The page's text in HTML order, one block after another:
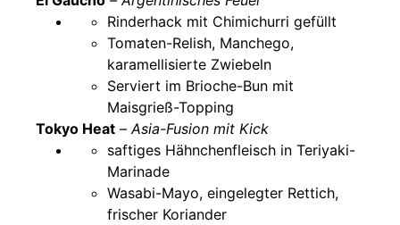
Rinderhack mit Chimichurri gefüllt
Tomaten-Relish, Manchego,
karamellisierte Zwiebeln
Serviert im Brioche-Bun mit
Maisgrieß-Topping
Tokyo Heat – Asia-Fusion mit Kick
saftiges Hähnchenfleisch in Teriyaki-
Marinade
Wasabi-Mayo, eingelegter Rettich,
frischer Koriander